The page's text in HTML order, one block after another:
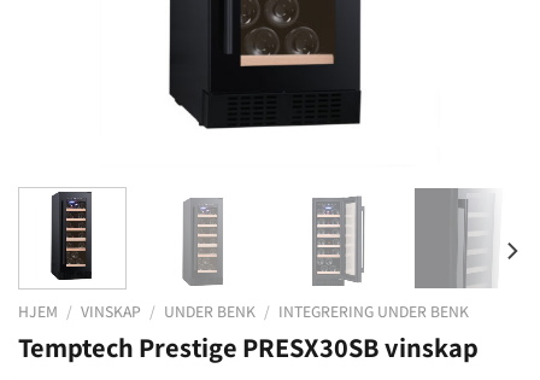
HJEM / VINSKAP / UNDER BENK / INTEGRERING UNDER BENK
Temptech Prestige PRESX30SB vinskap